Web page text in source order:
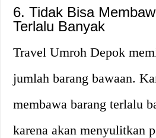
6. Tidak Bisa
Terlalu Banyak
Travel Umroh Depok
jumlah barang bawaan.
membawa barang terlalu
karena akan menyulitkan